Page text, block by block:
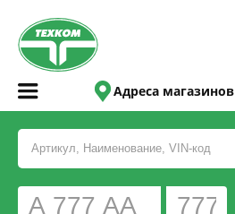
Адреса магазинов